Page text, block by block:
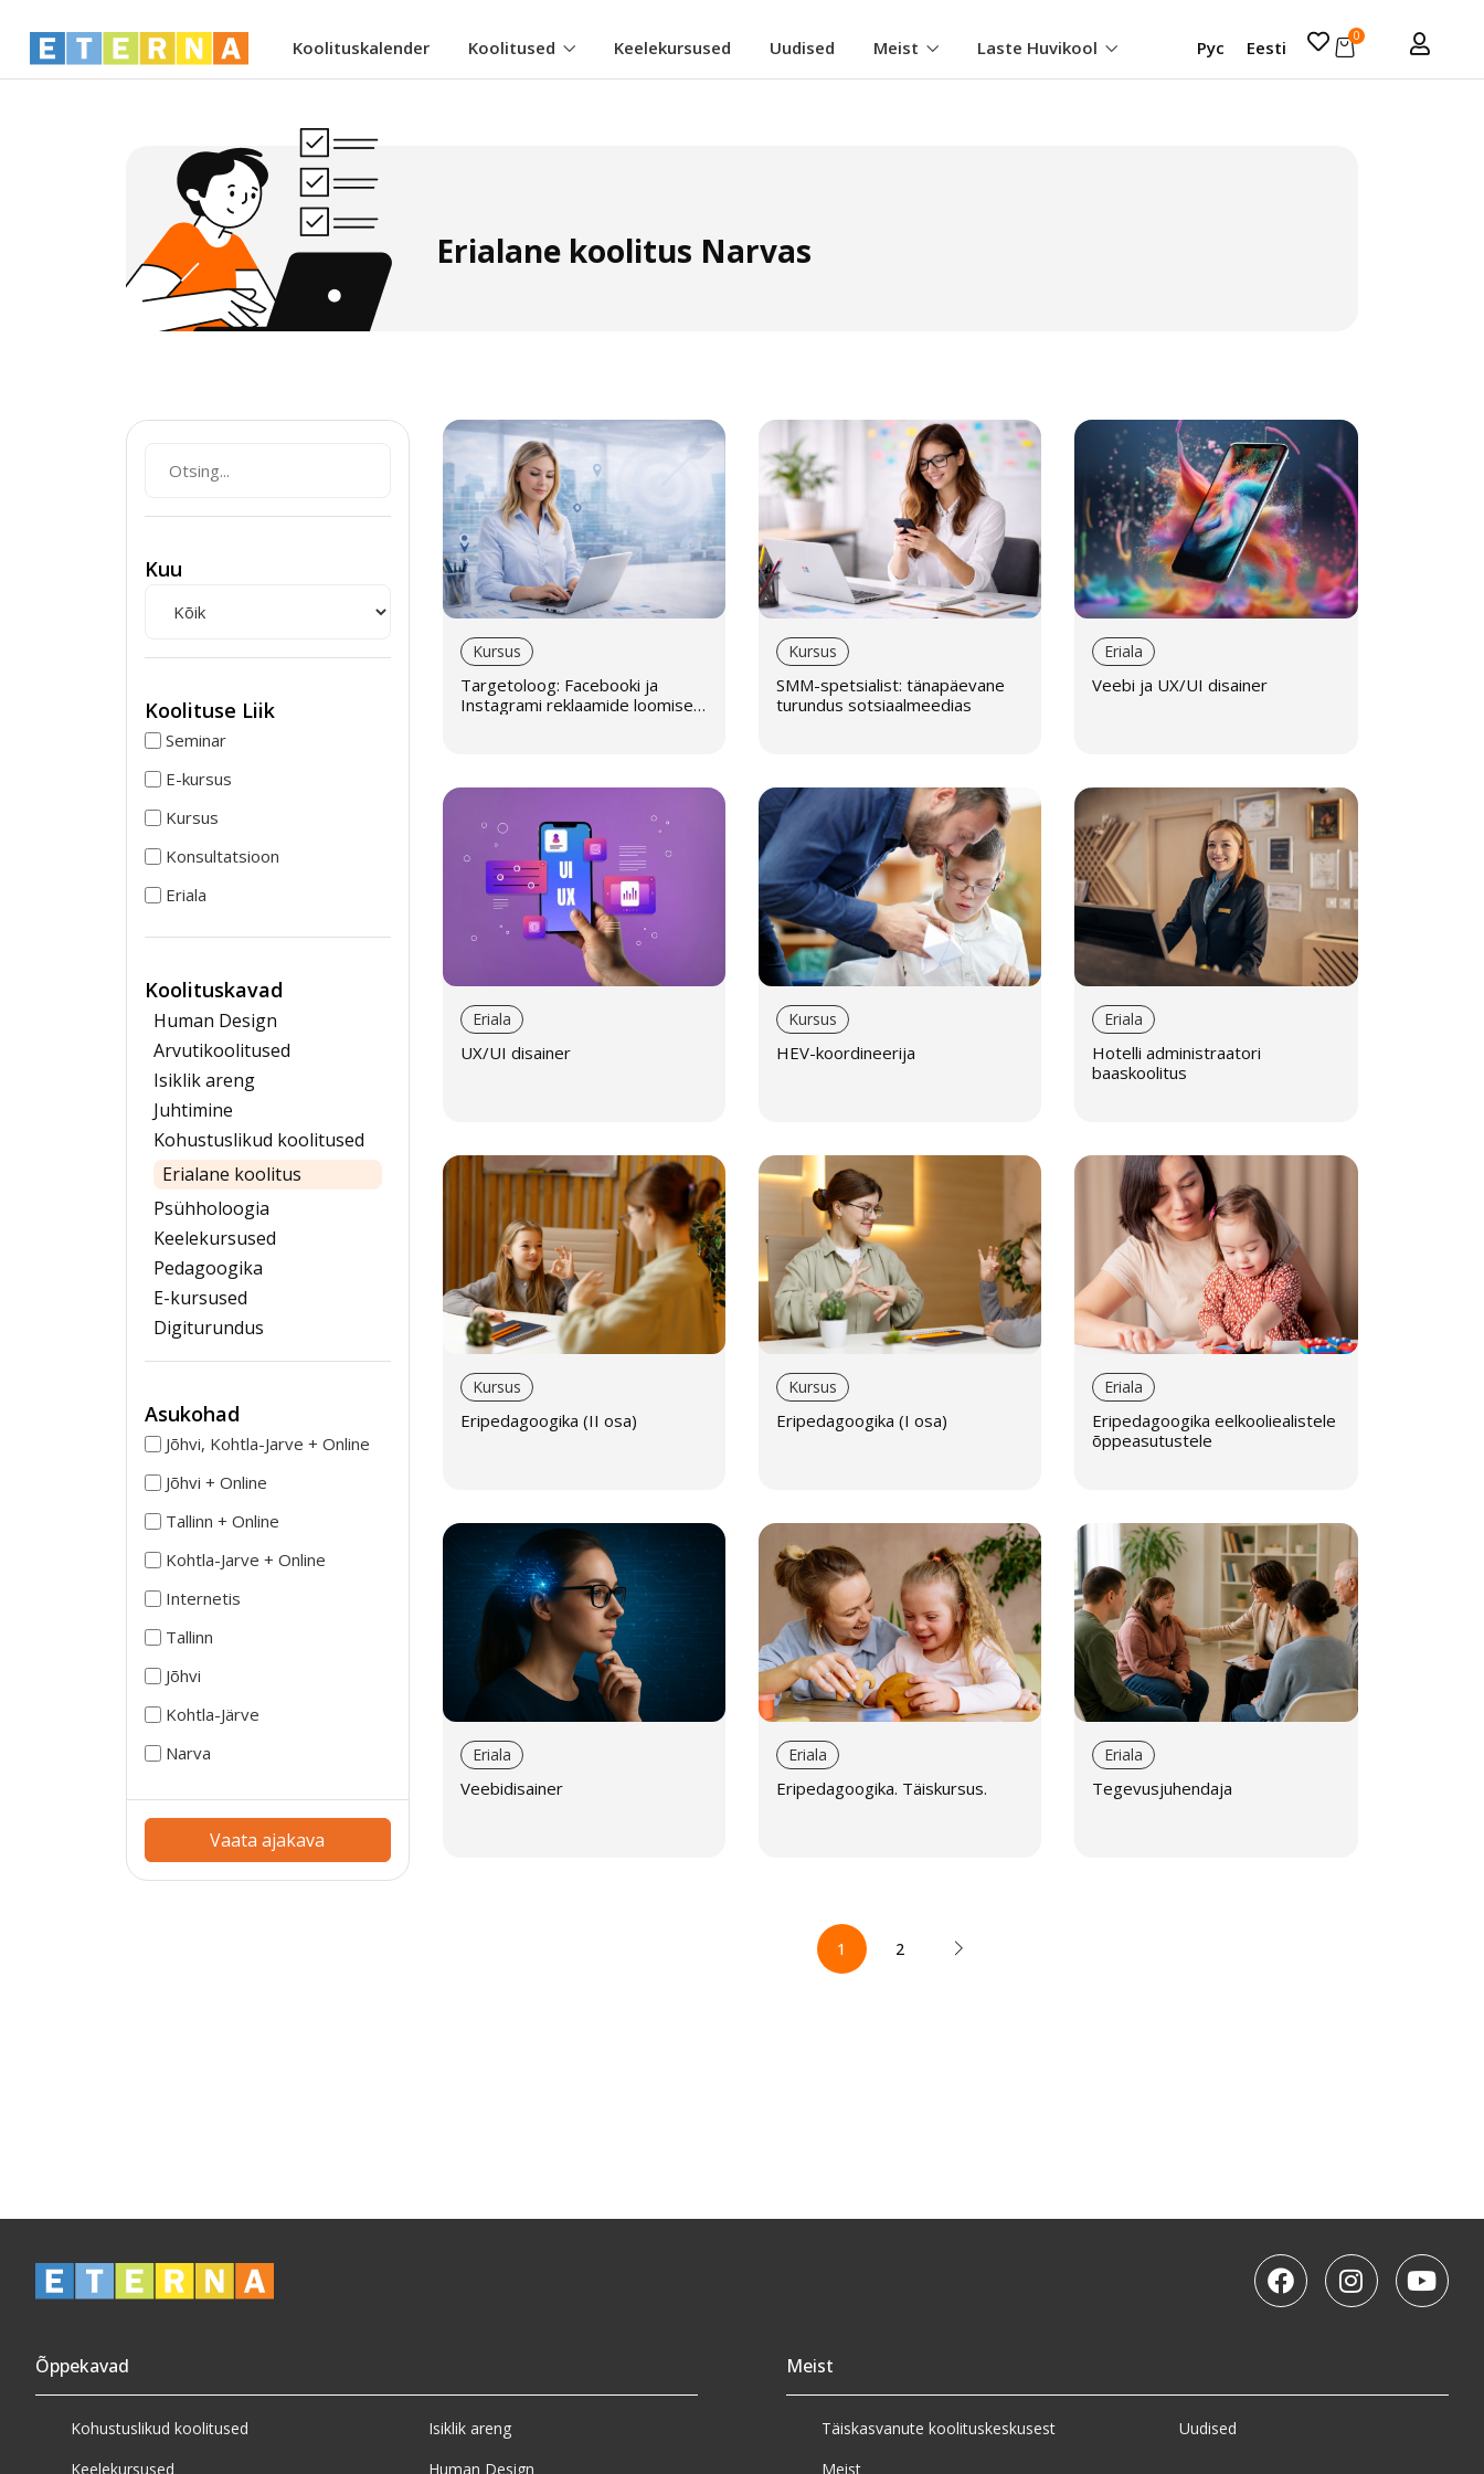
Koolituskalender Koolitused Keelekursused Uudised Meist Laste Huvikool Рус Eesti
0
Erialane koolitus Narvas
Kuu
Koolituse Liik
Seminar
E-kursus
Kursus
Konsultatsioon
Eriala
Koolituskavad
Human Design
Arvutikoolitused
Isiklik areng
Juhtimine
Kohustuslikud koolitused
Erialane koolitus
Psühholoogia
Keelekursused
Pedagoogika
E-kursused
Digiturundus
Asukohad
Jõhvi, Kohtla-Jarve + Online
Jõhvi + Online
Tallinn + Online
Kohtla-Jarve + Online
Internetis
Tallinn
Jõhvi
Kohtla-Järve
Narva
Vaata ajakava
Kursus
Targetoloog: Facebooki ja
Instagrami reklaamide loomise
Kursus
SMM-spetsialist: tänapäevane
turundus sotsiaalmeedias
Eriala
Veebi ja UX/UI disainer
Eriala
UX/UI disainer
Kursus
HEV-koordineerija
Eriala
Hotelli administraatori
baaskoolitus
Kursus
Eripedagoogika (II osa)
Kursus
Eripedagoogika (I osa)
Eriala
Eripedagoogika eelkooliealistele
õppeasutustele
Eriala
Veebidisainer
Eriala
Eripedagoogika. Täiskursus.
Eriala
Tegevusjuhendaja
1 2
Õppekavad
Kohustuslikud koolitused
Keelekursused
Isiklik areng
Human Design
Meist
Täiskasvanute koolituskeskusest
Meist
Uudised